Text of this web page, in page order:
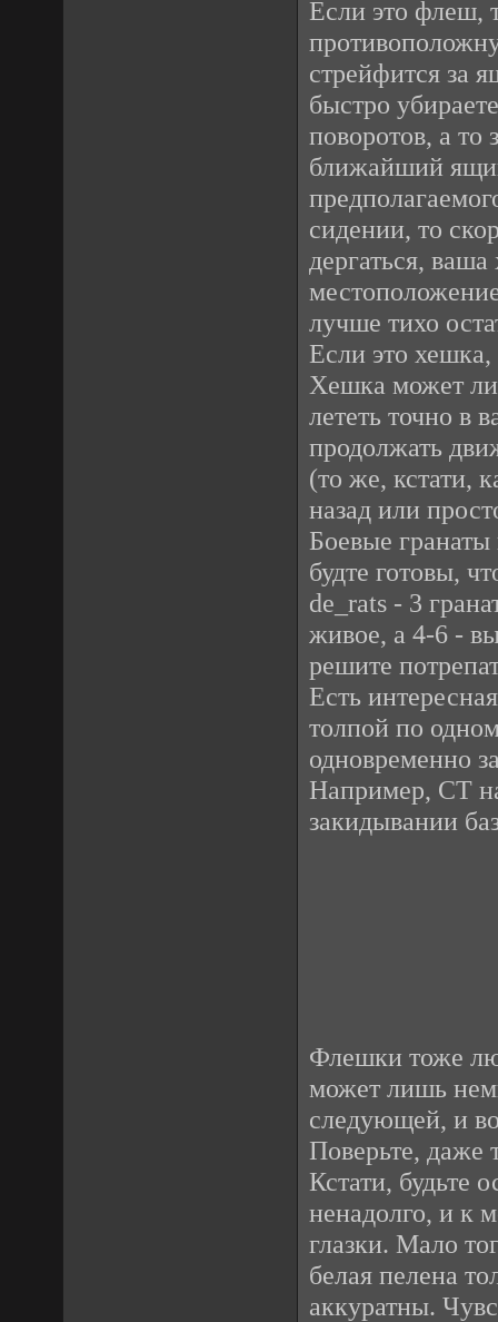
Если это флеш,
стрейфится за
быстро
поворотов, а то
ближайший
сидении, то
дергаться,
лучше тихо
Если это хешка,
Хешка может
лететь точно в
продолжать
(то же, кстати,
назад или
Боевые гранаты
будте готовы,
de_rats - 3
живое, а 4-6 -
решите
Есть
толпой по
одновременно
Например, СТ
закидывании
Флешки тоже
может лишь
следующей, и
Поверьте, даже
Кстати, будьте
ненадолго, и к
глазки. Мало
белая пелена
аккуратны.